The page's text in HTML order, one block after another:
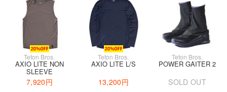
Teton Bros.
AXIO LITE NON
SLEEVE
7,920円
Teton Bros.
AXIO LITE L/S
13,200円
Teton Bros.
POWER GAITER 2
SOLD OUT